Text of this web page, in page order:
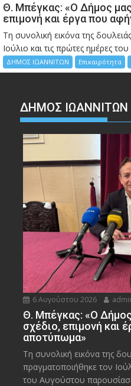
Θ. Μπέγκας: «Ο Δήμος
επιμονή και έργα που
Τη συνολική εικόνα της
Ιούλιο και τις πρώτες ημέρες
ΔΗΜΟΣ ΙΩΑΝΝΙΤΩΝ Επικαιρότητα
ΔΗΜΟΣ ΙΩΑΝΝΙΤΩΝ
6 Αυγούστου 2026
Θ. Μπέγκας: «Ο
σχέδιο, επιμονή και
αποτύπωμα»
Τη συνολική εικόνα της
πραγματοποιήθηκε τον
του Αυγούστου